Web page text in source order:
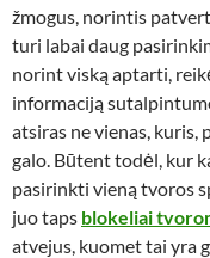
žmogus, norintis
turi labai daug
norint viską aptarti,
informaciją
atsiras ne vienas,
galo. Būtent todėl, kur
pasirinkti vieną tvoros
juo taps blokeliai
atvejus, kuomet tai yra